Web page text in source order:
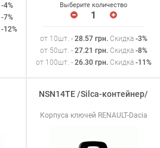
-4%
-7%
-12%
Выберите количество
от 10шт. - 28.57грн. Скидка -3%
от 50шт. - 27.21 грн. Скидка -8%
от 100шт. - 26.30грн. Скидка -11%
NSN14TE /Silca-контейнер/
Корпуса ключей RENAULT-Dacia